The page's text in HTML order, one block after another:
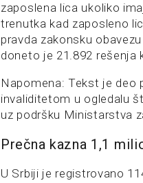
zaposlena lica ukoliko
trenutka kad zaposleno
pravda zakonsku
doneto je 21.892
Napomena: Tekst je deo
invaliditetom u ogledalu
uz podršku Ministarstva
Prečna kazna 1,1
U Srbiji je registrovano